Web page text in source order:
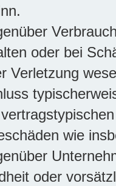
oder bei
Verletzung
wie
oder